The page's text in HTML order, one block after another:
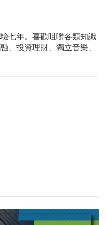
七年。喜歡咀嚼各類知識
、投資理財、獨立音樂、